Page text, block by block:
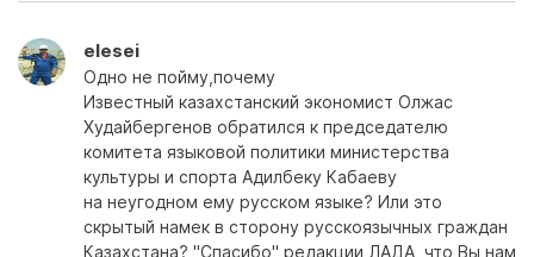
elesei
Одно не пойму,почему
Известный казахстанский экономист Олжас
Худайбергенов обратился к председателю
комитета языковой политики министерства
культуры и спорта Адилбеку Кабаеву
на неугодном ему русском языке? Или это
скрытый намек в сторону русскоязычных граждан
Казахстана? "Спасибо" редакции ЛАДА, что Вы нам